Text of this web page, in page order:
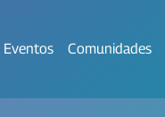
Eventos Comunidades